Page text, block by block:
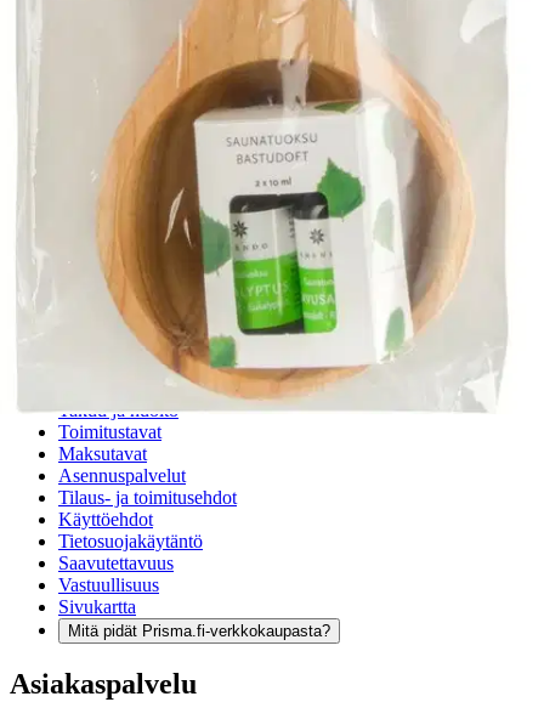
Avautuu uuteen välilehteen
Ilmainen palautus 30 päivää.*
Nouto myymälästä ilman toimituskuluja.
Asiakasomistajalle Bonusta jopa 5 %.*
Verkkokauppa
Ensitilaajan pikaopas
Myymälänouto
Takuu ja huolto
Toimitustavat
Maksutavat
Asennuspalvelut
Tilaus- ja toimitusehdot
Käyttöehdot
Tietosuojakäytäntö
Saavutettavuus
Vastuullisuus
Sivukartta
Mitä pidät Prisma.fi-verkkokaupasta?
Asiakaspalvelu